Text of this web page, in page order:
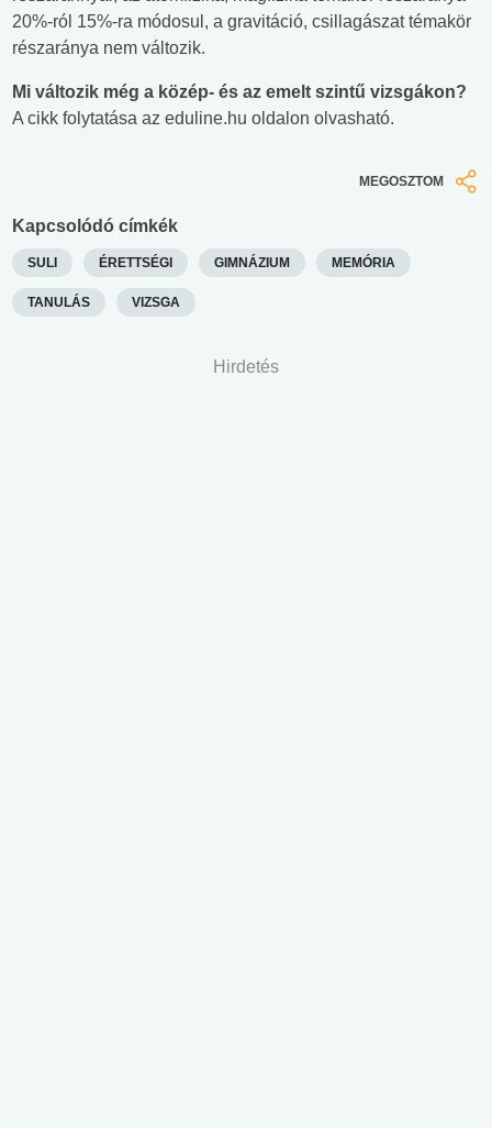
20%-ról 15%-ra módosul, a gravitáció, csillagászat témakör
részaránya nem változik.
Mi változik még a közép- és az emelt szintű vizsgákon?
A cikk folytatása az eduline.hu oldalon olvasható.
MEGOSZTOM
Kapcsolódó címkék
SULI ÉRETTSÉGI GIMNÁZIUM MEMÓRIA
TANULÁS VIZSGA
Hirdetés